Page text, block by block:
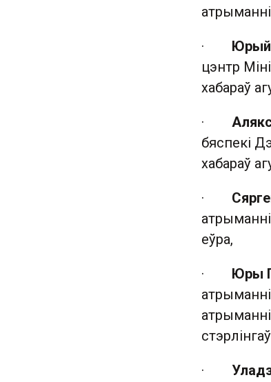
· Юрый
цэнтр
хабараў
·
бяспекі
хабараў
·
еўра,
· Юры
·